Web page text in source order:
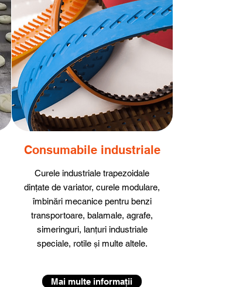
Consumabile industriale
Curele industriale trapezoidale
dințate de variator, curele modulare,
îmbinări mecanice pentru benzi
transportoare, balamale, agrafe,
simeringuri, lanțuri industriale
speciale, rotile și multe altele.
Mai multe informații